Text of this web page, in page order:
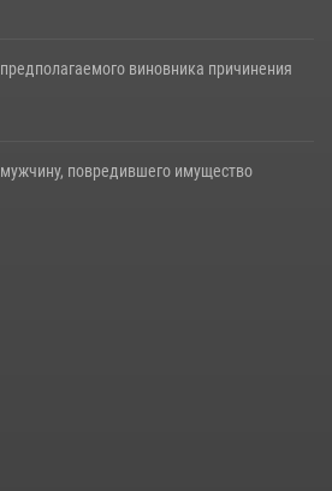
виновника причинения
повредившего имущество